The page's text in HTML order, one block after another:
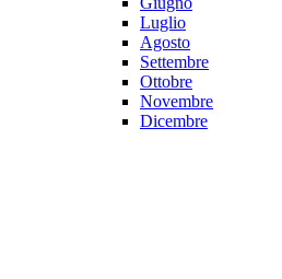
Luglio
Agosto
Settembre
Ottobre
Novembre
Dicembre